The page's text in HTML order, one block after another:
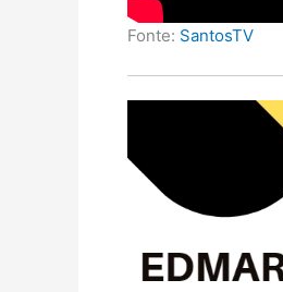
Fonte: SantosTV